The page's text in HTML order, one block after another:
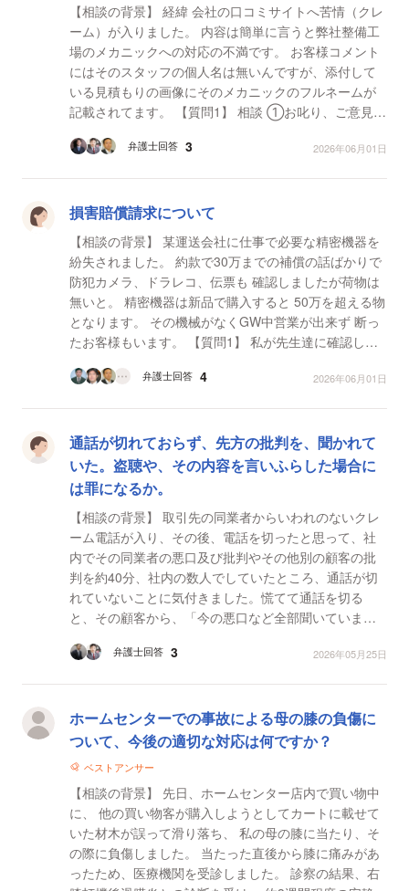
【相談の背景】 経緯 会社の口コミサイトへ苦情（クレ
ーム）が入りました。 内容は簡単に言うと弊社整備工
場のメカニックへの対応の不満です。 お客様コメント
にはそのスタッフの個人名は無いんですが、添付して
いる見積もりの画像にそのメカニックのフルネームが
記載されてます。 【質問1】 相談 ①お叱り、ご意見は
弁護士回答 3 2026年06月01日
損害賠償請求について
【相談の背景】 某運送会社に仕事で必要な精密機器を
紛失されました。 約款で30万までの補償の話ばかりで
防犯カメラ、ドラレコ、伝票も 確認しましたが荷物は
無いと。 精密機器は新品で購入すると 50万を超える物
となります。 その機械がなくGW中営業が出来ず 断っ
たお客様もいます。 【質問1】 私が先生達に確認した
弁護士回答 4 2026年06月01日
通話が切れておらず、先方の批判を、聞かれて
いた。盗聴や、その内容を言いふらした場合に
は罪になるか。
【相談の背景】 取引先の同業者からいわれのないクレ
ーム電話が入り、その後、電話を切ったと思って、社
内でその同業者の悪口及び批判やその他別の顧客の批
判を約40分、社内の数人でしていたところ、通話が切
れていないことに気付きました。慌てて通話を切る
と、その顧客から、「今の悪口など全部聞いていまし
の場合...弁護士回答 3 2026年05月25日
ホームセンターでの事故による母の膝の負傷に
ついて、今後の適切な対応は何ですか？
ベストアンサー
【相談の背景】 先日、ホームセンター店内で買い物中
に、 他の買い物客が購入しようとしてカートに載せて
いた材木が誤って滑り落ち、 私の母の膝に当たり、そ
の際に負傷しました。 当たった直後から膝に痛みがあ
ったため、医療機関を受診しました。 診察の結果、右